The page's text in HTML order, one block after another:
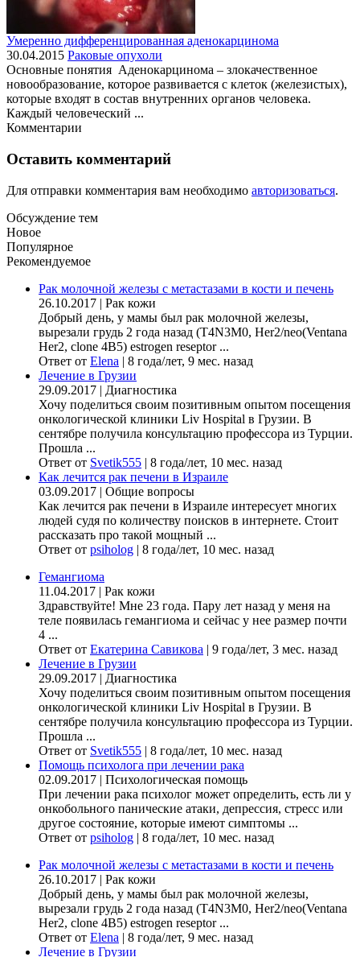
Умеренно дифференцированная аденокарцинома
30.04.2015 Раковые опухоли
Основные понятия Аденокарцинома – злокачественное
новообразование, которое развивается с клеток (железистых),
которые входят в состав внутренних органов человека.
Каждый человеческий ...
Комментарии
Оставить комментарий
Для отправки комментария вам необходимо авторизоваться.
Обсуждение тем
Новое
Популярное
Рекомендуемое
Рак молочной железы с метастазами в кости и печень
26.10.2017 | Рак кожи
Добрый день, у мамы был рак молочной железы,
вырезали грудь 2 года назад (Т4N3M0, Her2/neo(Ventana
Her2, clone 4B5) estrogen reseptor ...
Ответ от Elena | 8 года/лет, 9 мес. назад
Лечение в Грузии
29.09.2017 | Диагностика
Хочу поделиться своим позитивным опытом посещения
онкологической клиники Liv Hospital в Грузии. В
сентябре получила консультацию профессора из Турции.
Прошла ...
Ответ от Svetik555 | 8 года/лет, 10 мес. назад
Как лечится рак печени в Израиле
03.09.2017 | Общие вопросы
Как лечится рак печени в Израиле интересует многих
людей судя по количеству поисков в интернете. Стоит
рассказать про такой мощный ...
Ответ от psiholog | 8 года/лет, 10 мес. назад
Гемангиома
11.04.2017 | Рак кожи
Здравствуйте! Мне 23 года. Пару лет назад у меня на
теле появилась гемангиома и сейчас у нее размер почти
4 ...
Ответ от Екатерина Савикова | 9 года/лет, 3 мес. назад
Лечение в Грузии
29.09.2017 | Диагностика
Хочу поделиться своим позитивным опытом посещения
онкологической клиники Liv Hospital в Грузии. В
сентябре получила консультацию профессора из Турции.
Прошла ...
Ответ от Svetik555 | 8 года/лет, 10 мес. назад
Помощь психолога при лечении рака
02.09.2017 | Психологическая помощь
При лечении рака психолог может определить, есть ли у
онкобольного панические атаки, депрессия, стресс или
другое состояние, которые имеют симптомы ...
Ответ от psiholog | 8 года/лет, 10 мес. назад
Рак молочной железы с метастазами в кости и печень
26.10.2017 | Рак кожи
Добрый день, у мамы был рак молочной железы,
вырезали грудь 2 года назад (Т4N3M0, Her2/neo(Ventana
Her2, clone 4B5) estrogen reseptor ...
Ответ от Elena | 8 года/лет, 9 мес. назад
Лечение в Грузии